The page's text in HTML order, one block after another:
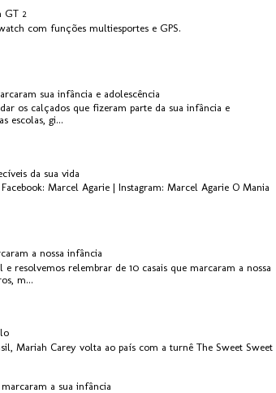
GT 2
com funções multiesportes e GPS.
sua infância e adolescência
os calçados que fizeram parte da sua infância e
escolas, gi...
da sua vida
Marcel Agarie | Instagram: Marcel Agarie O Mania
a nossa infância
resolvemos relembrar de 10 casais que marcaram a nossa
m...
Mariah Carey volta ao país com a turnê The Sweet Sweet
a sua infância